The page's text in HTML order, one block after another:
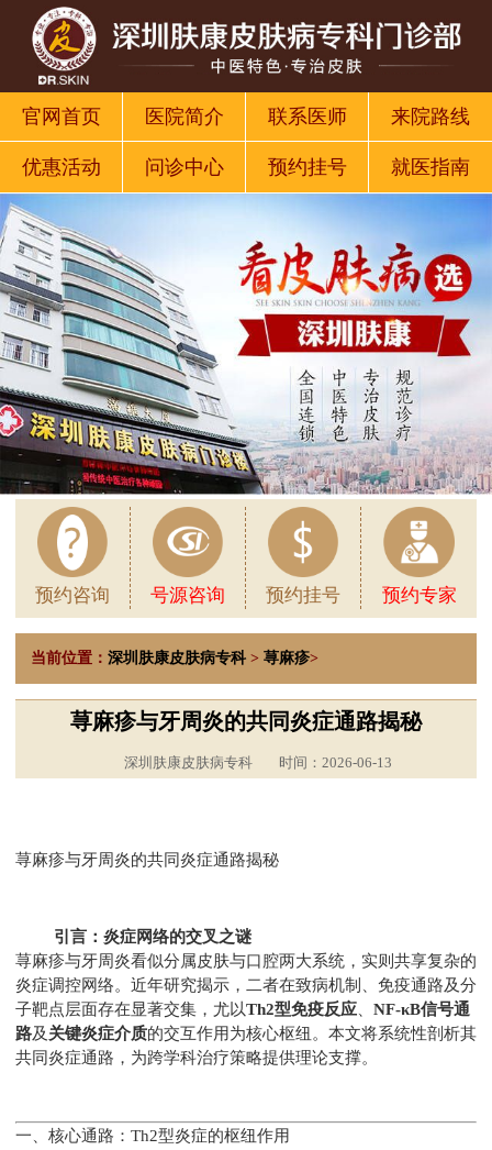
官网首页 医院简介 联系医师 来院路线
优惠活动 问诊中心 预约挂号 就医指南
预约咨询 号源咨询 预约挂号 预约专家
当前位置： 深圳肤康皮肤病专科 > 荨麻疹>
荨麻疹与牙周炎的共同炎症通路揭秘
深圳肤康皮肤病专科 时间：2026-06-13
荨麻疹与牙周炎的共同炎症通路揭秘
引言：炎症网络的交叉之谜
荨麻疹与牙周炎看似分属皮肤与口腔两大系统，实则共享复杂的
炎症调控网络。近年研究揭示，二者在致病机制、免疫通路及分
子靶点层面存在显著交集，尤以Th2型免疫反应
NF-κB信号通
路及 关键炎症介质的交互作用为核心枢纽。本文将系统性剖析其
共同炎症通路，为跨学科治疗策略提供理论支撑。
一、核心通路：Th2型炎症的枢纽作用